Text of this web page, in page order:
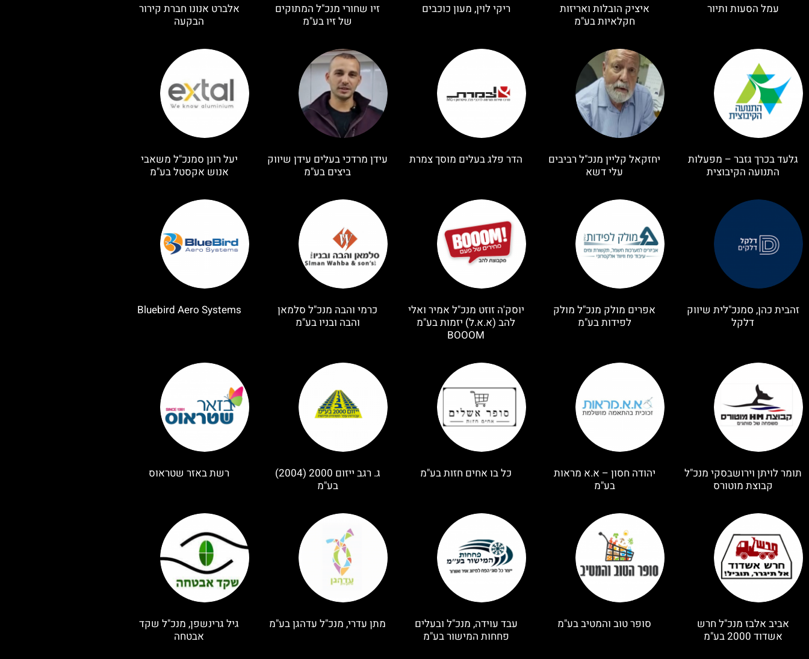
עמל הסעות ותיור
איציק הובלות ואריזות
חקלאיות בע"מ
ריקי לוין, מעון כוכבים
זיו שחורי מנכ"ל המתוקים
של זיו בע"מ
אלברט אנונו חברת קירור
הבקעה
גלעד בכרך גזבר – מפעלות
התנועה הקיבוצית
יחזקאל קליין מנכ"ל רביבים
עלי דשא
הדר פלג בעלים מוסך צמרת
עידן מרדכי בעלים עידן שיווק
ביצים בע"מ
יעל רונן סמנכ"ל משאבי
אנוש אקסטל בע"מ
זהבית כהן, סמנכ"לית שיווק
דלקל
אפרים מולק מנכ"ל מולק
לפידות בע"מ
יוסק'ה זוזט מנכ"ל אמיר ואלי
להב (א.א.ל) יזמות בע"מ
BOOOM
כרמי והבה מנכ"ל סלמאן
והבה ובניו בע"מ
Bluebird Aero Systems
תומר לויתן וירושבסקי מנכ"ל
קבוצת מוטורס
יהודה חסון – א.א מראות
בע"מ
כל בו אחים חזות בע"מ
ג. רגב ייזום 2000 (2004)
בע"מ
רשת באזר שטראוס
אביב אלבז מנכ"ל חרש
אשדוד 2000 בע"מ
סופר טוב והמטיב בע"מ
עבד עוידה, מנכ"ל ובעלים
פחחות המישור בע"מ
מתן עדרי, מנכ"ל עדהגן בע"מ
גיל גרינשפן, מנכ"ל שקד
אבטחה